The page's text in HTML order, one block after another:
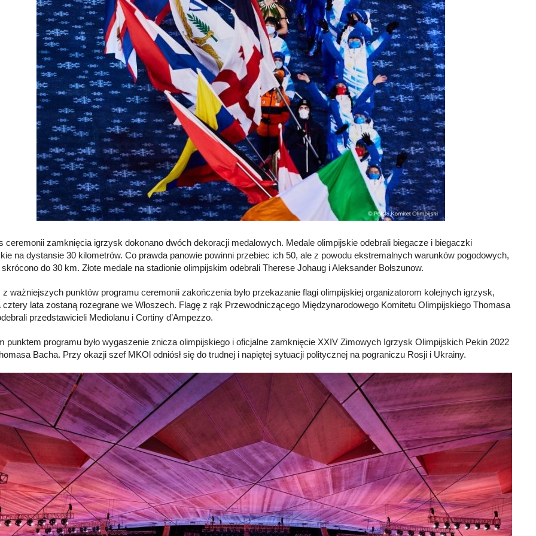
ceremonii zamknięcia igrzysk dokonano dwóch dekoracji medalowych. Medale olimpijskie odebrali biegacze i biegaczki
na dystansie 30 kilometrów. Co prawda panowie powinni przebiec ich 50, ale z powodu ekstremalnych warunków pogodowych,
skrócono do 30 km. Złote medale na stadionie olimpijskim odebrali Therese Johaug i Aleksander Bołszunow.
ważniejszych punktów programu ceremonii zakończenia było przekazanie flagi olimpijskiej organizatorom kolejnych igrzysk,
cztery lata zostaną rozegrane we Włoszech. Flagę z rąk Przewodniczącego Międzynarodowego Komitetu Olimpijskiego Thomasa
przedstawicieli Mediolanu i Cortiny d’Ampezzo.
punktem programu było wygaszenie znicza olimpijskiego i oficjalne zamknięcie XXIV Zimowych Igrzysk Olimpijskich Pekin 2022
Bacha. Przy okazji szef MKOl odniósł się do trudnej i napiętej sytuacji politycznej na pograniczu Rosji i Ukrainy.